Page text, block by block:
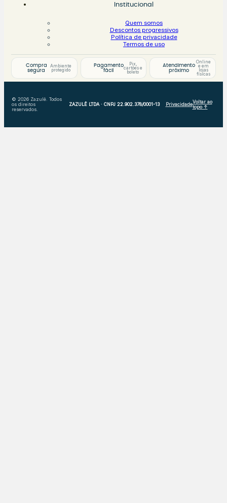
Institucional
Quem somos
Descontos progressivos
Política de privacidade
Termos de uso
Compra
segura
Ambiente
protegido
Pagamento
fácil
Pix,
cartões e
boleto
Atendimento
próximo
Online
e em
lojas
físicas
© 2026 Zazulê. Todos
os direitos
reservados.
ZAZULÊ LTDA · CNPJ 22.902.378/0001-13 PrivacidadeVoltar ao
topo ↑